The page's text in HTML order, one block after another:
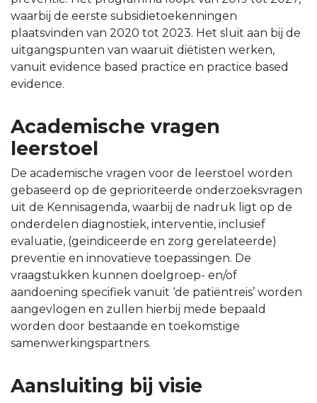
waarbij de eerste subsidietoekenningen
plaatsvinden van 2020 tot 2023. Het sluit aan bij de
uitgangspunten van waaruit diëtisten werken,
vanuit evidence based practice en practice based
evidence.
Academische vragen
leerstoel
De academische vragen voor de leerstoel worden
gebaseerd op de geprioriteerde onderzoeksvragen
uit de Kennisagenda, waarbij de nadruk ligt op de
onderdelen diagnostiek, interventie, inclusief
evaluatie, (geïndiceerde en zorg gerelateerde)
preventie en innovatieve toepassingen. De
vraagstukken kunnen doelgroep- en/of
aandoening specifiek vanuit ‘de patiëntreis’ worden
aangevlogen en zullen hierbij mede bepaald
worden door bestaande en toekomstige
samenwerkingspartners.
Aansluiting bij visie